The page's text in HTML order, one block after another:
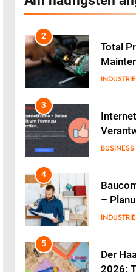
2
Total
Warum
INDUSTRIE
3
den
BUSINESS
4
–
INDUSTRIE
5
Der
2026: